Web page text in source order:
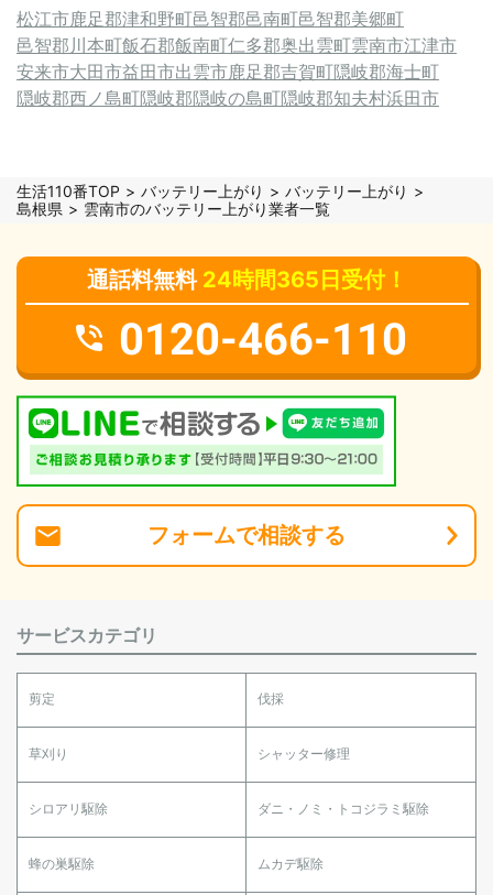
松江市鹿足郡津和野町邑智郡邑南町邑智郡美郷町
邑智郡川本町飯石郡飯南町仁多郡奥出雲町雲南市江津市
安来市大田市益田市出雲市鹿足郡吉賀町隠岐郡海士町
隠岐郡西ノ島町隠岐郡隠岐の島町隠岐郡知夫村浜田市
生活110番TOP バッテリー上がり
バッテリー上がり
島根県
雲南市のバッテリー上がり業者一覧
通話料無料 24時間365日受付！
0120-466-110
フォームで相談する
サービスカテゴリ
剪定 伐採
草刈り シャッター修理
シロアリ駆除 ダニ・ノミ・トコジラミ駆除
蜂の巣駆除 ムカデ駆除